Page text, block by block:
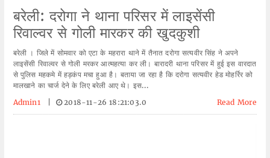
बरेली: दरोगा ने थाना परिसर में लाइसेंसी
रिवाल्वर से गोली मारकर की खुदकुशी
बरेली । जिले में सोमवार को एटा के महरारा थाने में तैनात दरोगा सत्यवीर सिंह ने अपने
लाइसेंसी रिवाल्वर से गोली मरकर आत्महत्या कर ली। बारादरी थाना परिसर में हुई इस वारदात
से पुलिस महकमे में हड़कंप मचा हुआ है। बताया जा रहा है कि दरोगा सत्यवीर हेड मोहर्रिर को
मालखाने का चार्ज देने के लिए बरेली आए थे। इस...
Admin1
2018-11-26 18:21:03.0 Read More